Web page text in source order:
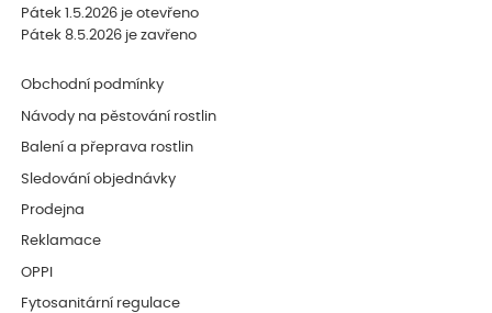
Pátek 1.5.2026 je otevřeno
Pátek 8.5.2026 je zavřeno
Obchodní podmínky
Návody na pěstování rostlin
Balení a přeprava rostlin
Sledování objednávky
Prodejna
Reklamace
OPPI
Fytosanitární regulace